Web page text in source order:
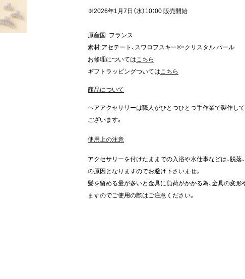
※2026年1月7日（水）10：00 販売開始
原産国: フランス
素材:アセテート、スワロフスキー®・クリスタル パール
お修理についてはこちら
ギフトラッピングついてはこちら
商品について
ヘアアクセサリーは職人がひとつひとつ手作業で製作し
ございます。
使用上の注意
アクセサリーを付けたままでの入浴や水仕事などは、脱落
の原因となりますのでお避け下さいませ。
髪を留める量が多いと金具に負荷がかかる為、金具の変形
ますのでご使用の際はご注意ください。